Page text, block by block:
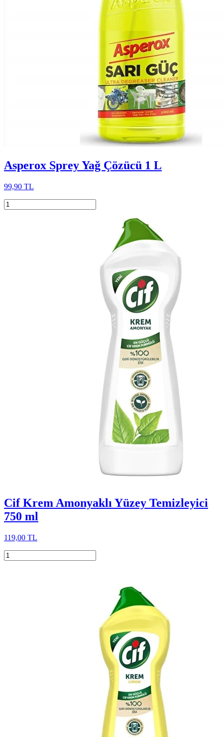
Asperox Sprey Yağ Çözücü 1 L
99,90 TL
Cif Krem Amonyaklı Yüzey Temizleyici
750 ml
119,00 TL